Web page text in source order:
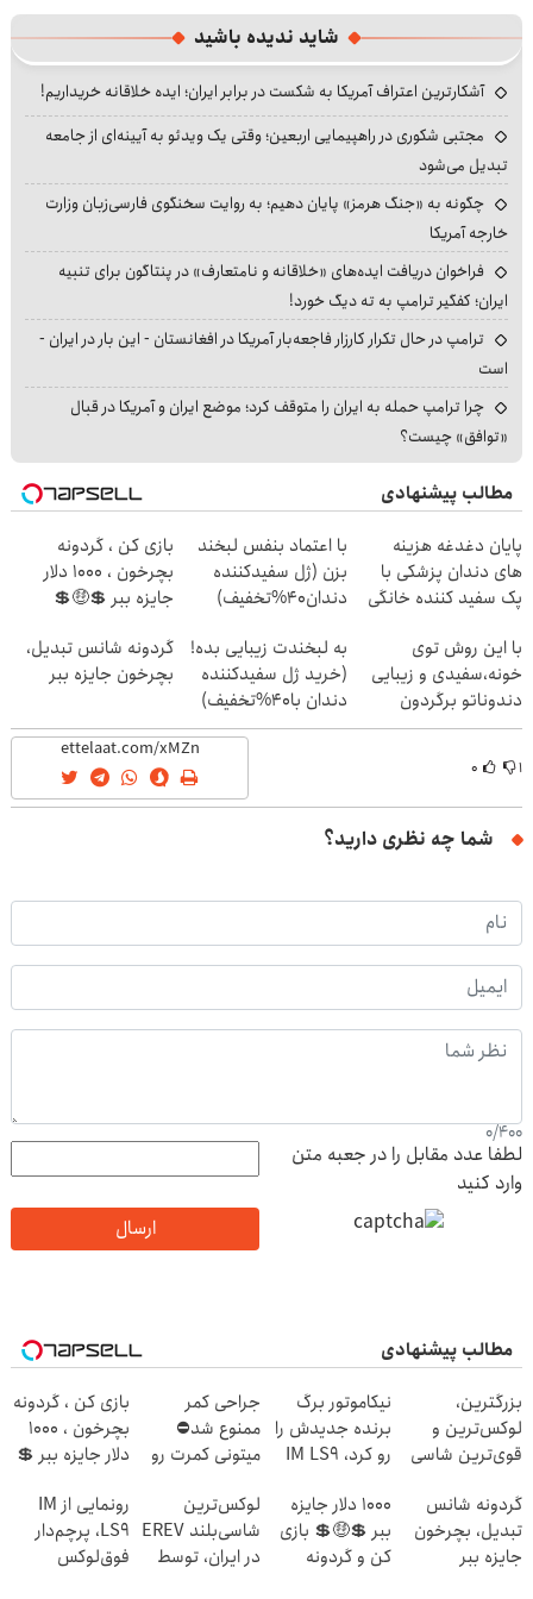
شاید ندیده باشید
آشکارترین اعتراف آمریکا به شکست در برابر ایران؛ ایده خلاقانه خریداریم!
مجتبی شکوری در راهپیمایی اربعین؛ وقتی یک ویدئو به آیینه‌ای از جامعه
تبدیل می‌شود
چگونه به «جنگ هرمز» پایان دهیم؛ به روایت سخنگوی فارسی‌زبان وزارت
خارجه آمریکا
فراخوان دریافت ایده‌های «خلاقانه و نامتعارف» در پنتاگون برای تنبیه
ایران؛ کفگیر ترامپ به ته دیگ خورد!
ترامپ در حال تکرار کارزار فاجعه‌بار آمریکا در افغانستان - این بار در ایران -
است
چرا ترامپ حمله به ایران را متوقف کرد؛ موضع ایران و آمریکا در قبال
«توافق» چیست؟
مطالب پیشنهادی
پایان دغدغه هزینه
های دندان پزشکی با
پک سفید کننده خانگی
با اعتماد بنفس لبخند
بزن (ژل سفیدکننده
دندان40%تخفیف)
بازی کن ، گردونه
بچرخون ، 1000 دلار
جایزه ببر 💲🤑💲
با این روش توی
خونه،سفیدی و زیبایی
دندوناتو برگردون
(40%off)
به لبخندت زیبایی بده!
(خرید ژل سفیدکننده
دندان با40%تخفیف)
گردونه شانس تبدیل،
بچرخون جایزه ببر
۱ ۰
شما چه نظری دارید؟
0/400
لطفا عدد مقابل را در جعبه متن
وارد کنید
ارسال
مطالب پیشنهادی
بزرگترین،
لوکس‌ترین و
قوی‌ترین شاسی
ایران رونمایی شد
نیکاموتور برگ
برنده جدیدش را
رو کرد، IM LS9
ایران شد
جراحی کمر
ممنوع شد⛔
میتونی کمرت رو
کنی! 👈🏻
پرسش‌نامه
بازی کن ، گردونه
بچرخون ، 1000
دلار جایزه ببر 💲
گردونه شانس
تبدیل، بچرخون
جایزه ببر
1000 دلار جایزه
ببر 💲🤑💲 بازی
کن و گردونه
لوکس‌ترین
شاسی‌بلند EREV
در ایران، توسط
رونمایی از IM
LS9، پرچم‌دار
فوق‌لوکس